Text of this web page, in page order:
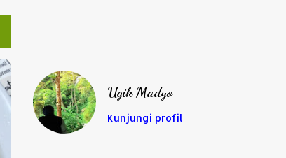
Ugik Madyo
Kunjungi profil